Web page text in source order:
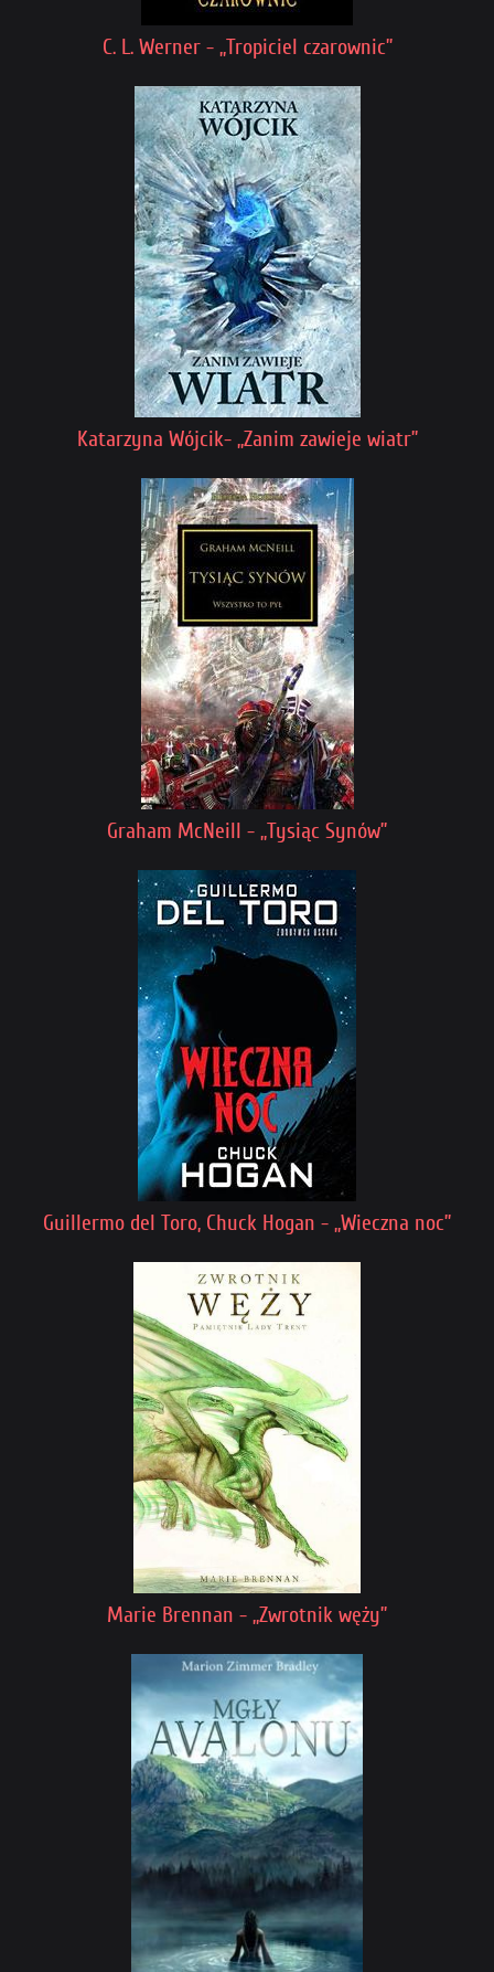
C. L. Werner - „Tropiciel czarownic”
Katarzyna Wójcik- „Zanim zawieje wiatr”
Graham McNeill - „Tysiąc Synów”
Guillermo del Toro, Chuck Hogan - „Wieczna noc”
Marie Brennan - „Zwrotnik węży”